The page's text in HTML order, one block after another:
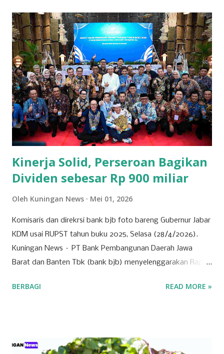
sehari-hari. Para pengusaha yang sukses di sektor ini
berhasil mengelola jaringan ritel yang luas dan berkontribusi
signifikan terhadap roda perekonomian daerah.
Keberhasilan mereka tak lepas dari strategi bisnis yang
tepat dan kemampuan menyesuaikan diri dengan
kebutuhan pasar yang dinamis. Selain ritel, sektor properti
dan konstruksi juga menjadi pilar penting bagi
perekonomian Kuningan. Beberapa perusahaan besar di
bidang ini terlibat dalam pembangunan infrastruktur yang
tidak hanya bermanfaat bagi daerah, tetapi...
Kinerja Solid, Perseroan Bagikan
Dividen sebesar Rp 900 miliar
Oleh Kuningan News Mei 01, 2026
Komisaris dan direkrsi bank bjb foto bareng Gubernur Jabar
KDM usai RUPST tahun buku 2025, Selasa (28/4/2026).
Kuningan News – PT Bank Pembangunan Daerah Jawa
Barat dan Banten Tbk (bank bjb) menyelenggarakan Rapat
2025 pada Selasa (28/4/2026). Rapat berlangsung secara
yang mengedepankan prinsip tata kelola perusahaan yang
BERBAGI READ MORE »